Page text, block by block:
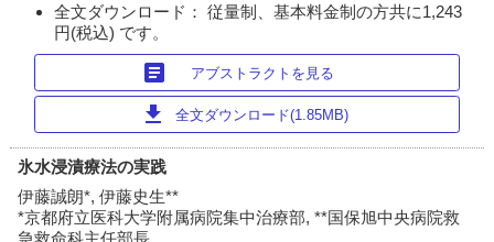
全文ダウンロード： 従量制、基本料金制の方共に1,243
円(税込) です。
article アブストラクトを見る
download 全文ダウンロード(1.85MB)
氷水浸漬療法の実践
伊藤誠朗*, 伊藤史生**
*京都府立医科大学附属病院集中治療部, **国保旭中央病院救
急救命科主任部長